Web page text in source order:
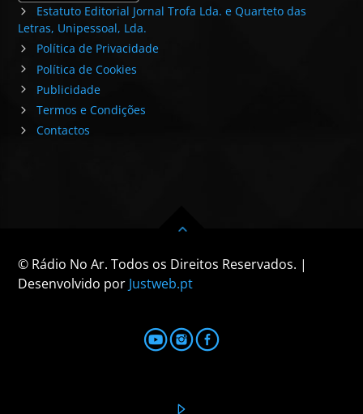
Estatuto Editorial Jornal Trofa Lda. e Quarteto das
Letras, Unipessoal, Lda.
Política de Privacidade
Política de Cookies
Publicidade
Termos e Condições
Contactos
© Rádio No Ar. Todos os Direitos Reservados. |
Desenvolvido por Justweb.pt